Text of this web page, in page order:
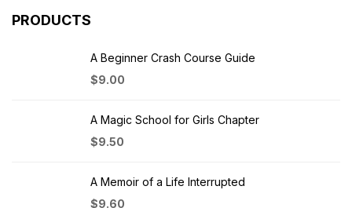
PRODUCTS
A Beginner Crash Course Guide
$9.00
A Magic School for Girls Chapter
$9.50
A Memoir of a Life Interrupted
$9.60